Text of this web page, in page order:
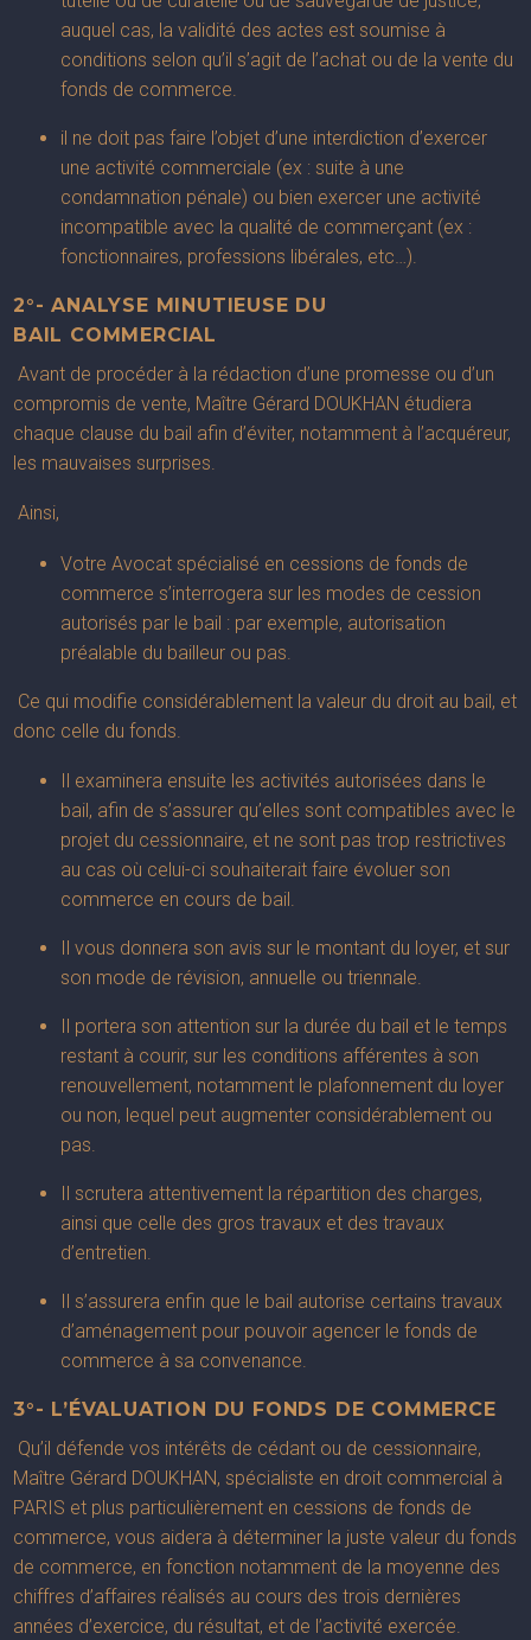
auquel cas, la validité des actes est soumise à
conditions selon qu’il s’agit de l’achat ou de la vente du
fonds de commerce.
il ne doit pas faire l’objet d’une interdiction d’exercer
une activité commerciale (ex : suite à une
condamnation pénale) ou bien exercer une activité
incompatible avec la qualité de commerçant (ex :
fonctionnaires, professions libérales, etc…).
2°- ANALYSE MINUTIEUSE DU
BAIL COMMERCIAL
Avant de procéder à la rédaction d’une promesse ou d’un
compromis de vente, Maître Gérard DOUKHAN étudiera
chaque clause du bail afin d’éviter, notamment à l’acquéreur,
les mauvaises surprises.
Ainsi,
Votre Avocat spécialisé en cessions de fonds de
commerce s’interrogera sur les modes de cession
autorisés par le bail : par exemple, autorisation
préalable du bailleur ou pas.
Ce qui modifie considérablement la valeur du droit au bail, et
donc celle du fonds.
Il examinera ensuite les activités autorisées dans le
bail, afin de s’assurer qu’elles sont compatibles avec le
projet du cessionnaire, et ne sont pas trop restrictives
au cas où celui-ci souhaiterait faire évoluer son
commerce en cours de bail.
Il vous donnera son avis sur le montant du loyer, et sur
son mode de révision, annuelle ou triennale.
Il portera son attention sur la durée du bail et le temps
restant à courir, sur les conditions afférentes à son
renouvellement, notamment le plafonnement du loyer
ou non, lequel peut augmenter considérablement ou
pas.
Il scrutera attentivement la répartition des charges,
ainsi que celle des gros travaux et des travaux
d’entretien.
Il s’assurera enfin que le bail autorise certains travaux
d’aménagement pour pouvoir agencer le fonds de
commerce à sa convenance.
3°- L’ÉVALUATION DU FONDS DE COMMERCE
Qu’il défende vos intérêts de cédant ou de cessionnaire,
Maître Gérard DOUKHAN, spécialiste en droit commercial à
PARIS et plus particulièrement en cessions de fonds de
commerce, vous aidera à déterminer la juste valeur du fonds
de commerce, en fonction notamment de la moyenne des
chiffres d’affaires réalisés au cours des trois dernières
années d’exercice, du résultat, et de l’activité exercée.